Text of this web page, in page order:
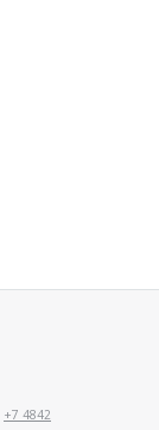
+7 4842